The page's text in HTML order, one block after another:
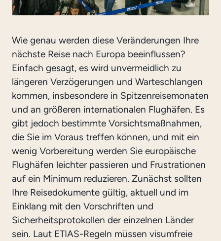
Wie genau werden diese Veränderungen Ihre
nächste Reise nach Europa beeinflussen?
Einfach gesagt, es wird unvermeidlich zu
längeren Verzögerungen und Warteschlangen
kommen, insbesondere in Spitzenreisemonaten
und an größeren internationalen Flughäfen. Es
gibt jedoch bestimmte Vorsichtsmaßnahmen,
die Sie im Voraus treffen können, und mit ein
wenig Vorbereitung werden Sie europäische
Flughäfen leichter passieren und Frustrationen
auf ein Minimum reduzieren. Zunächst sollten
Ihre Reisedokumente gültig, aktuell und im
Einklang mit den Vorschriften und
Sicherheitsprotokollen der einzelnen Länder
sein. Laut ETIAS-Regeln müssen visumfreie